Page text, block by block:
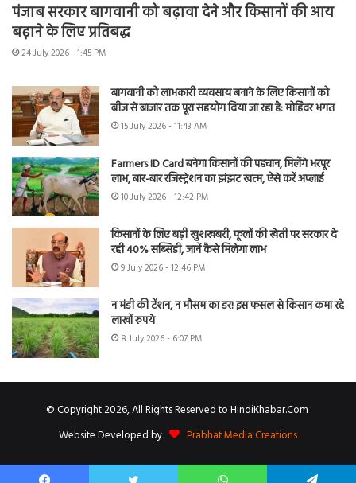
पंजाब सरकार बागवानी को बढ़ावा देने और किसानों की आय
बढ़ाने के लिए प्रतिबद्ध
24 July 2026 - 1:45 PM
बागवानी को लाभकारी व्यवसाय बनाने के लिए किसानों को
बीज से बाजार तक पूरा सहयोग दिया जा रहा है: मोहिंदर भगत
15 July 2026 - 11:43 AM
Farmers ID Card बनेगा किसानों की पहचान, मिलेंगे भरपूर
लाभ, बार-बार रजिस्ट्रेशन का झंझट खत्म, ऐसे करें अप्लाई
10 July 2026 - 12:42 PM
किसानों के लिए बड़ी खुशखबरी, फूलों की खेती पर सरकार दे
रही 40% सब्सिडी, जानें कैसे मिलेगा लाभ
9 July 2026 - 12:46 PM
न मंडी की टेंशन, न मौसम का डर! इस फसल से किसान कमा रहे
लाखों रुपये
8 July 2026 - 6:07 PM
© Copyright 2026, All Rights Reserved to HindiKhabar.Com
Website Developed by
Prabhat Media Creations